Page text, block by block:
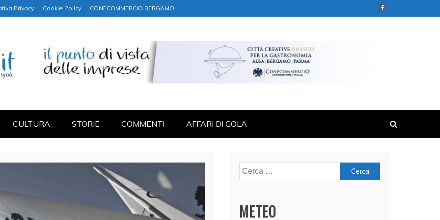
Privacy Cookie Policy CONFCOMMERCIO BERGAMO
CULTURA STORIE COMMENTI AFFARI DI GOLA
Ricerca
per:
METEO